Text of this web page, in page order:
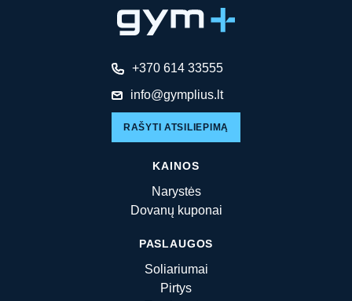
+370 614 33555
info@gymplius.lt
RAŠYTI ATSILIEPIMĄ
KAINOS
Narystės
Dovanų kuponai
PASLAUGOS
Soliariumai
Pirtys